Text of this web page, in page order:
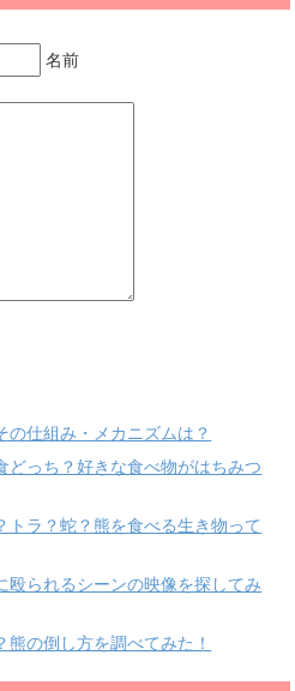
名前
の仕組み・メカニズムは？
どっち？好きな食べ物がはちみつ
トラ？蛇？熊を食べる生き物って
殴られるシーンの映像を探してみ
の倒し方を調べてみた！